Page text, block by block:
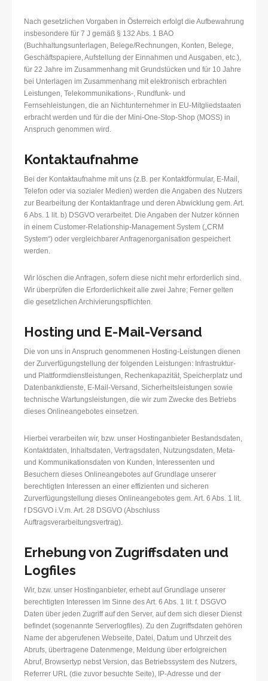
Nach gesetzlichen Vorgaben in Österreich erfolgt die Aufbewahrung
insbesondere für 7 J gemäß § 132 Abs. 1 BAO
(Buchhaltungsunterlagen, Belege/Rechnungen, Konten, Belege,
Geschäftspapiere, Aufstellung der Einnahmen und Ausgaben, etc.),
für 22 Jahre im Zusammenhang mit Grundstücken und für 10 Jahre
bei Unterlagen im Zusammenhang mit elektronisch erbrachten
Leistungen, Telekommunikations-, Rundfunk- und
Fernsehleistungen, die an Nichtunternehmer in EU-Mitgliedstaaten
erbracht werden und für die der Mini-One-Stop-Shop (MOSS) in
Anspruch genommen wird.
Kontaktaufnahme
Bei der Kontaktaufnahme mit uns (z.B. per Kontaktformular, E-Mail,
Telefon oder via sozialer Medien) werden die Angaben des Nutzers
zur Bearbeitung der Kontaktanfrage und deren Abwicklung gem. Art.
6 Abs. 1 lit. b) DSGVO verarbeitet. Die Angaben der Nutzer können
in einem Customer-Relationship-Management System („CRM
System“) oder vergleichbarer Anfragenorganisation gespeichert
werden.
Wir löschen die Anfragen, sofern diese nicht mehr erforderlich sind.
Wir überprüfen die Erforderlichkeit alle zwei Jahre; Ferner gelten
die gesetzlichen Archivierungspflichten.
Hosting und E-Mail-Versand
Die von uns in Anspruch genommenen Hosting-Leistungen dienen
der Zurverfügungstellung der folgenden Leistungen: Infrastruktur-
und Plattformdienstleistungen, Rechenkapazität, Speicherplatz und
Datenbankdienste, E-Mail-Versand, Sicherheitsleistungen sowie
technische Wartungsleistungen, die wir zum Zwecke des Betriebs
dieses Onlineangebotes einsetzen.
Hierbei verarbeiten wir, bzw. unser Hostinganbieter Bestandsdaten,
Kontaktdaten, Inhaltsdaten, Vertragsdaten, Nutzungsdaten, Meta-
und Kommunikationsdaten von Kunden, Interessenten und
Besuchern dieses Onlineangebotes auf Grundlage unserer
berechtigten Interessen an einer effizienten und sicheren
Zurverfügungstellung dieses Onlineangebotes gem. Art. 6 Abs. 1 lit.
f DSGVO i.V.m. Art. 28 DSGVO (Abschluss
Auftragsverarbeitungsvertrag).
Erhebung von Zugriffsdaten und
Logfiles
Wir, bzw. unser Hostinganbieter, erhebt auf Grundlage unserer
berechtigten Interessen im Sinne des Art. 6 Abs. 1 lit. f. DSGVO
Daten über jeden Zugriff auf den Server, auf dem sich dieser Dienst
befindet (sogenannte Serverlogfiles). Zu den Zugriffsdaten gehören
Name der abgerufenen Webseite, Datei, Datum und Uhrzeit des
Abrufs, übertragene Datenmenge, Meldung über erfolgreichen
Abruf, Browsertyp nebst Version, das Betriebssystem des Nutzers,
Referrer URL (die zuvor besuchte Seite), IP-Adresse und der